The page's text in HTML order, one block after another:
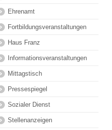
Ehrenamt
Fortbildungsveranstaltungen
Haus Franz
Informationsveranstaltungen
Mittagstisch
Pressespiegel
Sozialer Dienst
Stellenanzeigen